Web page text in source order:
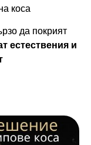
коса
да покрият
естествения и